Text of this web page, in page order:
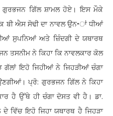
ਗੁਰਭਜਨ ਗਿੱਲ ਸ਼ਾਮਲ ਹੋਏ। ਇਸ ਮੌਕੇ
ਬੀ ਐਸ ਸੋਢੀ ਦਾ ਨਾਵਲ ਉਨ•ਾਂ ਧੀਆਂ
ਸੁਪਨਿਆਂ ਅਤੇ ਜ਼ਿੰਦਗੀ ਦੇ ਯਥਾਰਥ
ਤਸਨੀਮ ਨੇ ਕਿਹਾ ਕਿ ਨਾਵਲਕਾਰ ਕੋਲ
ਗੱਲਾਂ ਇਹੋ ਜਿਹੀਆਂ ਨੇ ਜਿਹੜੀਆਂ ਚੰਗਾ
ਪ੍ਰੋ: ਗੁਰਭਜਨ ਗਿੱਲ ਨੇ ਕਿਹਾ
ਹੈ ਉੱਥੇ ਹੀ ਚੰਗਾ ਦੋਸਤ ਵੀ ਹੈ। ਡਾ.
ਦੇ ਵਿੱਚ ਇਹੋ ਜਿਹਾ ਯਥਾਰਥ ਹੈ ਜਿਹੜਾ